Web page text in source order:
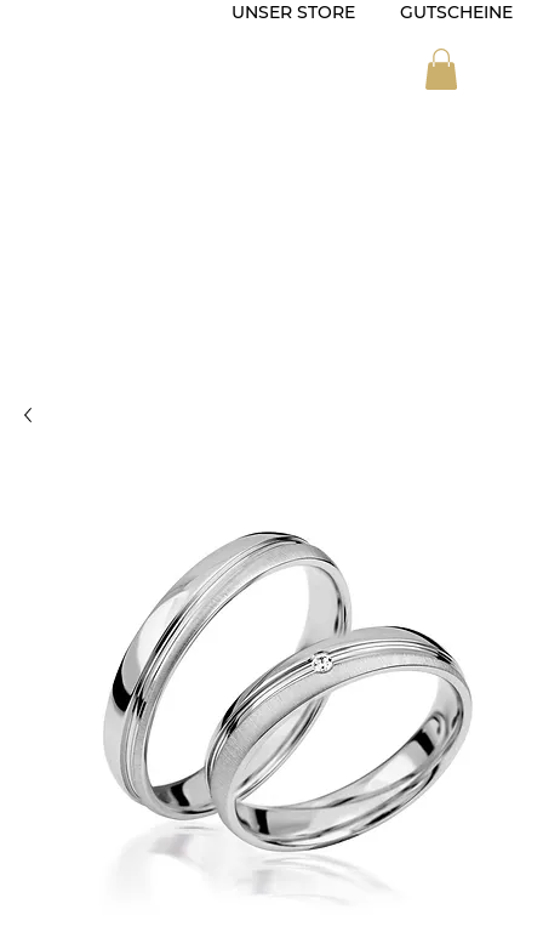
UNSER STORE GUTSCHEINE